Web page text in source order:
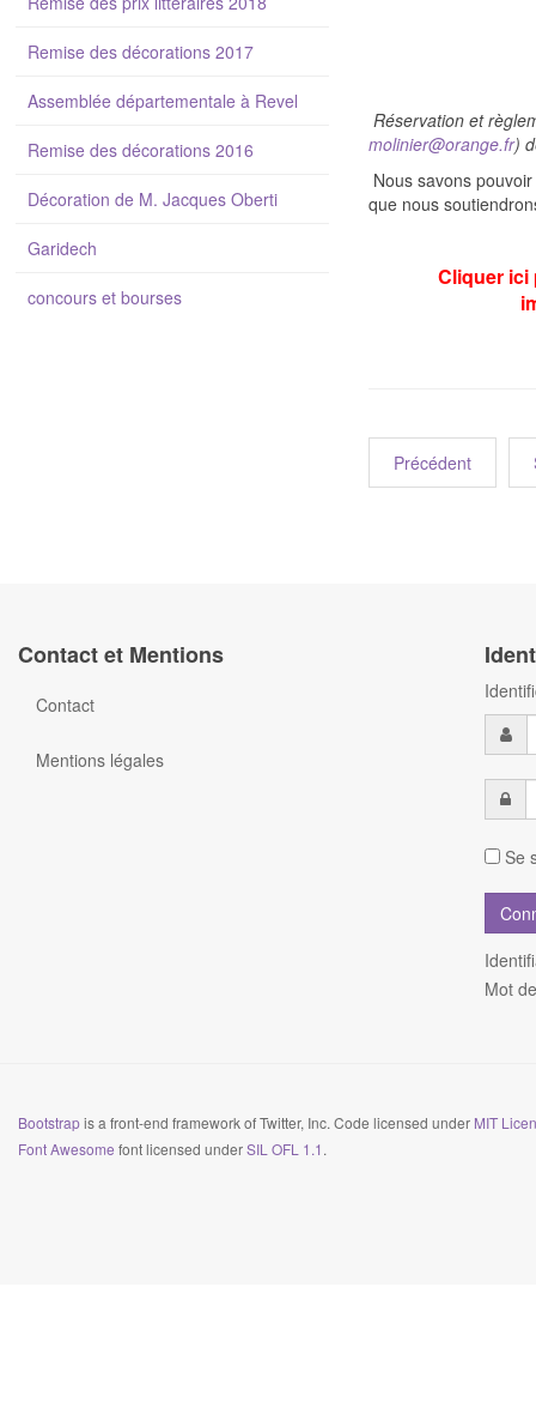
Réservation et
molinier@orange.fr)
Nous savons
que nous
Cliquer ici
Précédent
Remise des décorations 2017
Assemblée départementale à Revel
Remise des décorations 2016
Décoration de M. Jacques Oberti
Garidech
concours et bourses
Contact et Mentions
Contact
Mentions légales
Se
Mot
Bootstrapis a front-end framework of Twitter, Inc. Code licensed under MIT
Font Awesome font licensed underSIL OFL 1.1 .